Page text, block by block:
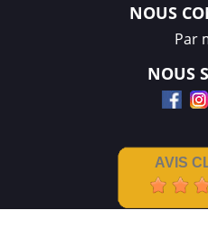
NOUS
Par
NOUS
AVIS